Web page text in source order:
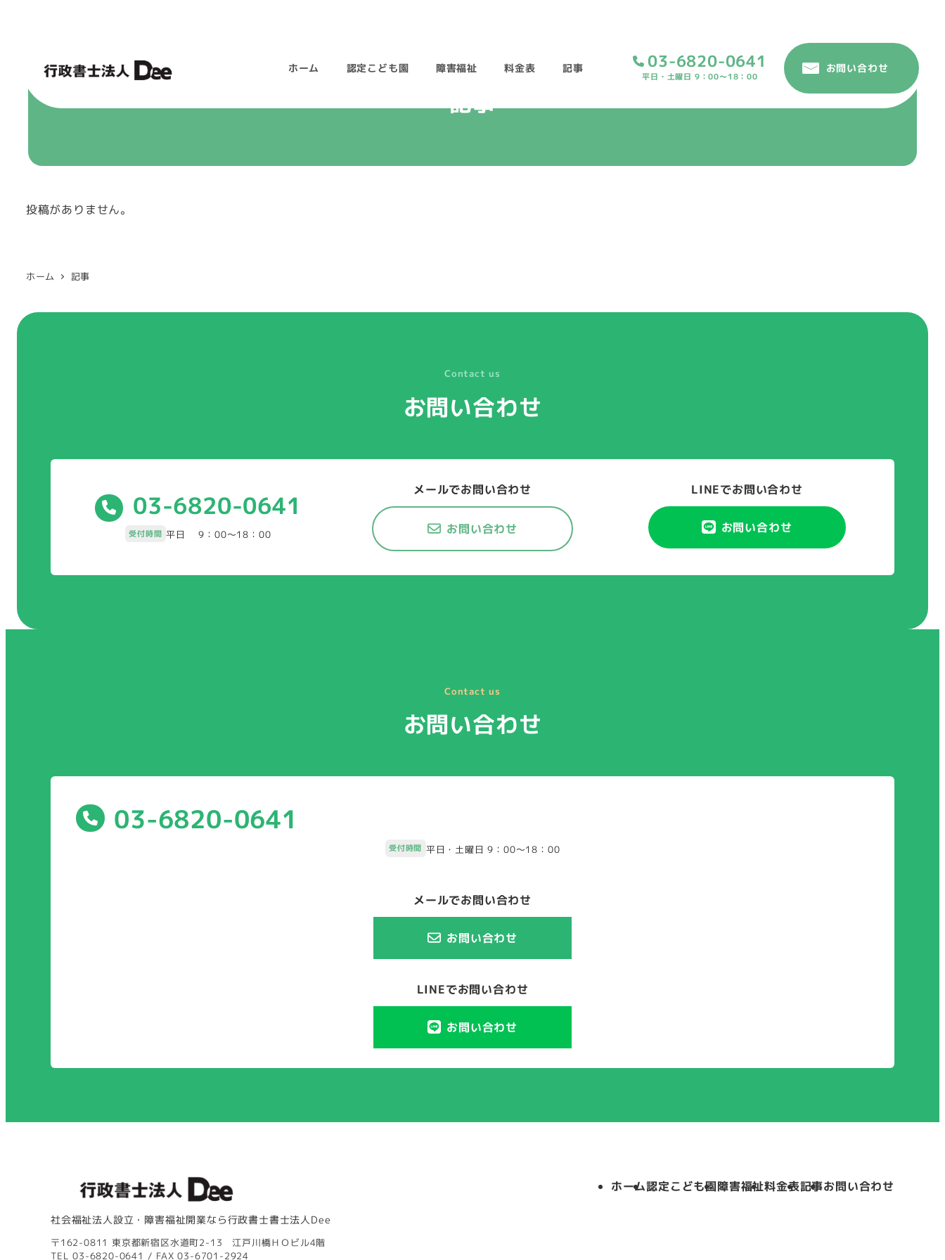
ホーム 認定こども園 障害福祉 料金表 記事 03-6820-0641
平日・土曜日 9：00～18：00
お問い合わせ
記事
投稿がありません。
ホーム 記事
Contact us
お問い合わせ
03-6820-0641
受付時間 平日 9：00～18：00
メールでお問い合わせ
お問い合わせ
LINEでお問い合わせ
お問い合わせ
Contact us
お問い合わせ
03-6820-0641
受付時間 平日・土曜日 9：00～18：00
メールでお問い合わせ
お問い合わせ
LINEでお問い合わせ
お問い合わせ
社会福祉法人設立・障害福祉開業なら行政書士書士法人Dee
〒162-0811 東京都新宿区水道町2-13 江戸川橋ＨＯビル4階
TEL 03-6820-0641 / FAX 03-6701-2924
ホーム認定こども園障害福祉料金表記事お問い合わせ